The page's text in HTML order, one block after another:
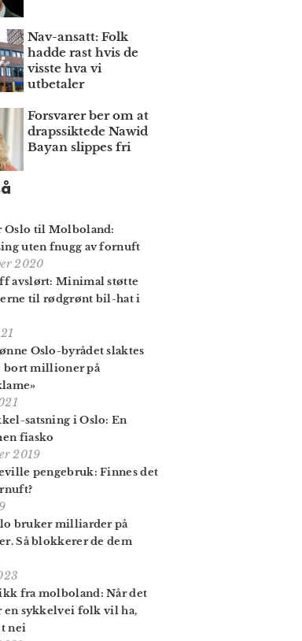
Nav-ansatt: Folk
hadde rast hvis de
visste hva vi
utbetaler
Forsvarer ber om at
draps­siktede Nawid
Bayan slippes fri
Oslo til Molboland:
uten fnugg av fornuft
2020
avslørt: Minimal støtte
til rødgrønt bil-hat i
Oslo-byrådet slaktes
bort millioner på
satsning i Oslo: En
fiasko
2019
pengebruk: Finnes det
bruker milliarder på
Så blokkerer de dem
fra molboland: Når det
en sykkelvei folk vil ha,
nei